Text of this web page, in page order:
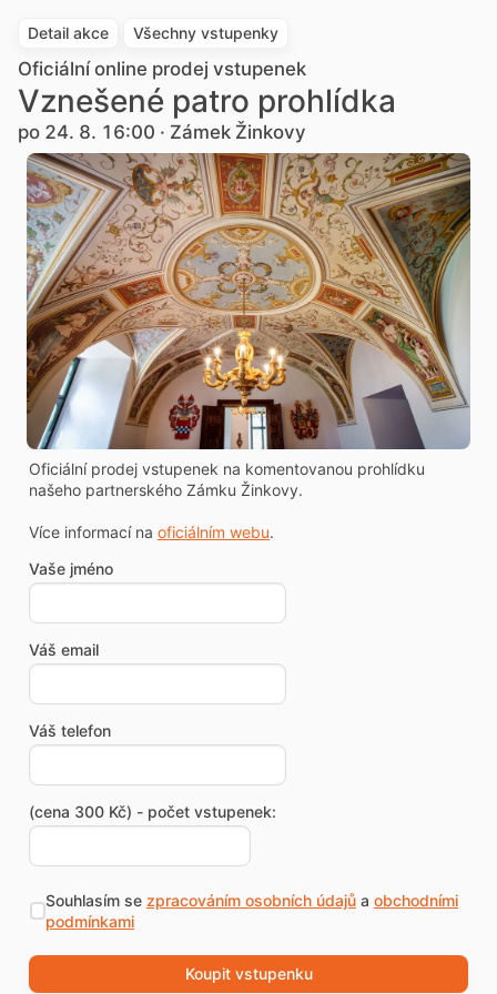
Detail akce Všechny vstupenky
Oficiální online prodej vstupenek
Vznešené patro prohlídka
po 24. 8. 16:00 · Zámek Žinkovy
Oficiální prodej vstupenek na komentovanou prohlídku
našeho partnerského Zámku Žinkovy.
Více informací na oficiálním webu.
Vaše jméno
Váš email
Váš telefon
(cena 300 Kč) - počet vstupenek:
Souhlasím se zpracováním osobních údajůa obchodními
podmínkami
Koupit vstupenku